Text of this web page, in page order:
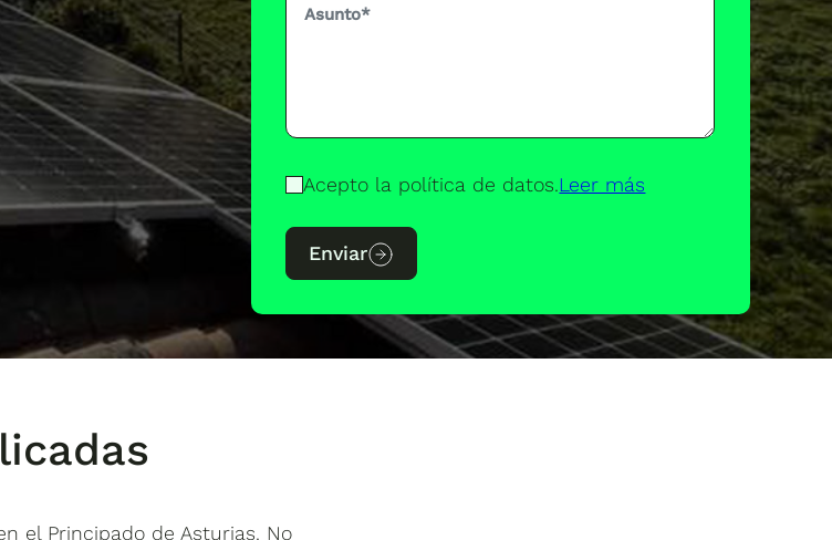
Acepto la política de datos.Leer más
Enviar
el Principado de Asturias. No